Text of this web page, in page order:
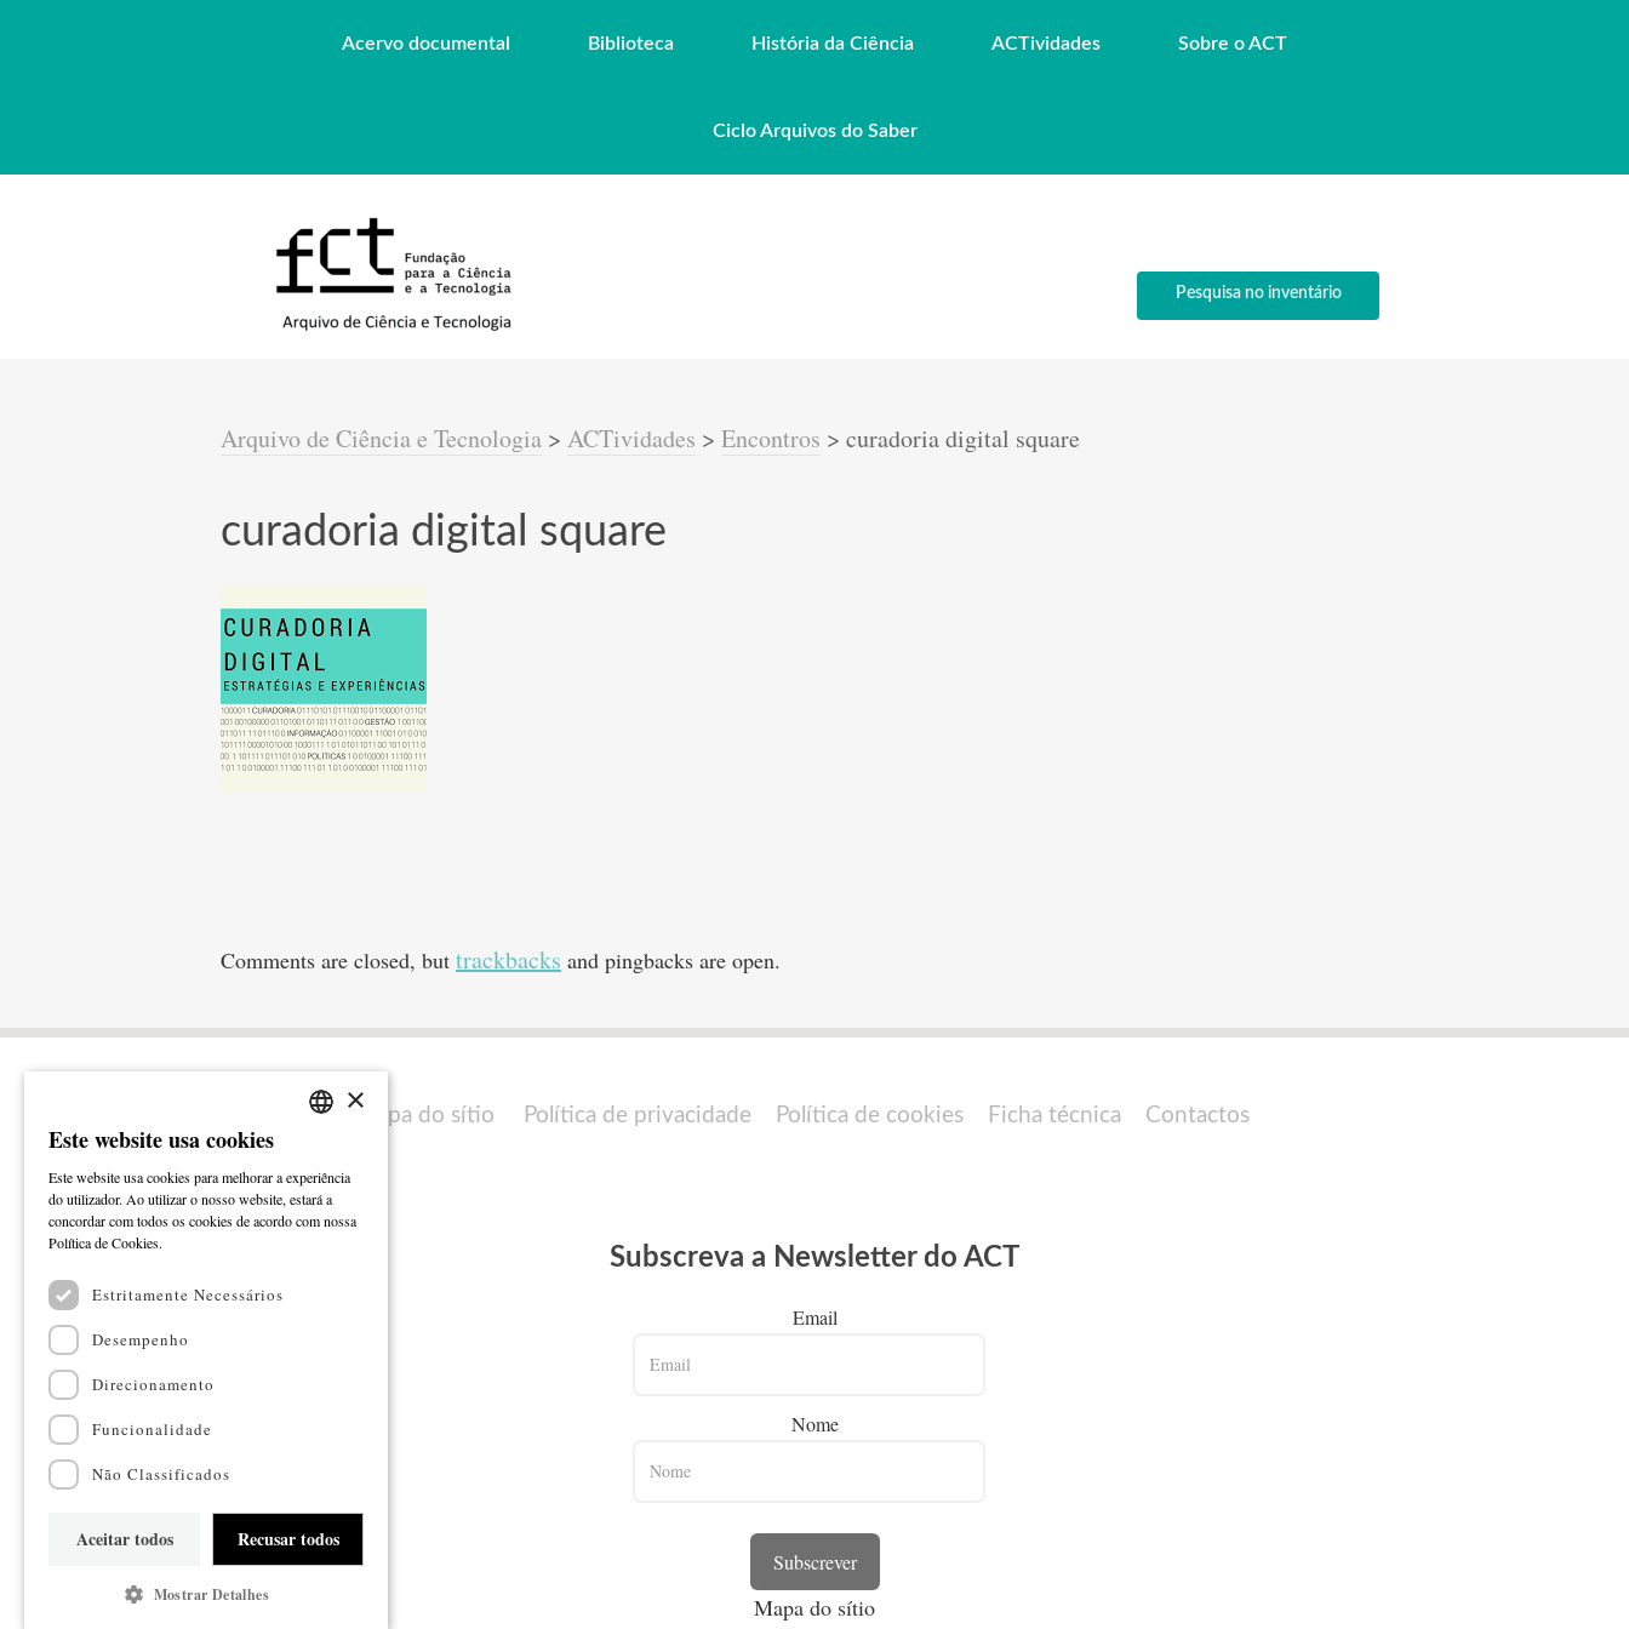
Acervo documental Biblioteca História da Ciência ACTividades Sobre o ACT
Ciclo Arquivos do Saber
Pesquisa no inventário
Arquivo de Ciência e Tecnologia > ACTividades > Encontros > curadoria digital square
curadoria digital square
Comments are closed, but trackbacks and pingbacks are open.
Mapa do sítio Política de privacidade Política de cookies Ficha técnica Contactos
Subscreva a Newsletter do ACT
Email
Nome
Subscrever
Mapa do sítio
ENGLISH
×
Este website usa cookies
Este website usa cookies para melhorar a experiência
do utilizador. Ao utilizar o nosso website, estará a
concordar com todos os cookies de acordo com nossa
Política de Cookies.
Estritamente Necessários
Desempenho
Direcionamento
Funcionalidade
Não Classificados
Aceitar todos Recusar todos
Mostrar Detalhes